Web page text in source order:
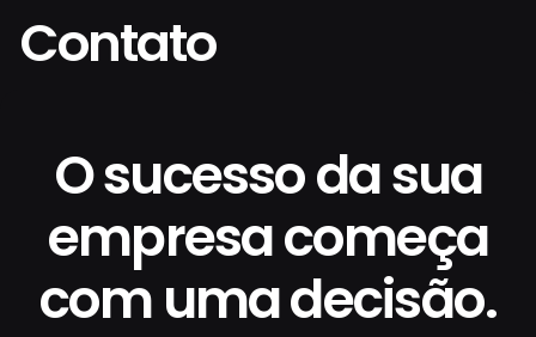
Contato
O sucesso da sua
empresa começa
com uma decisão.